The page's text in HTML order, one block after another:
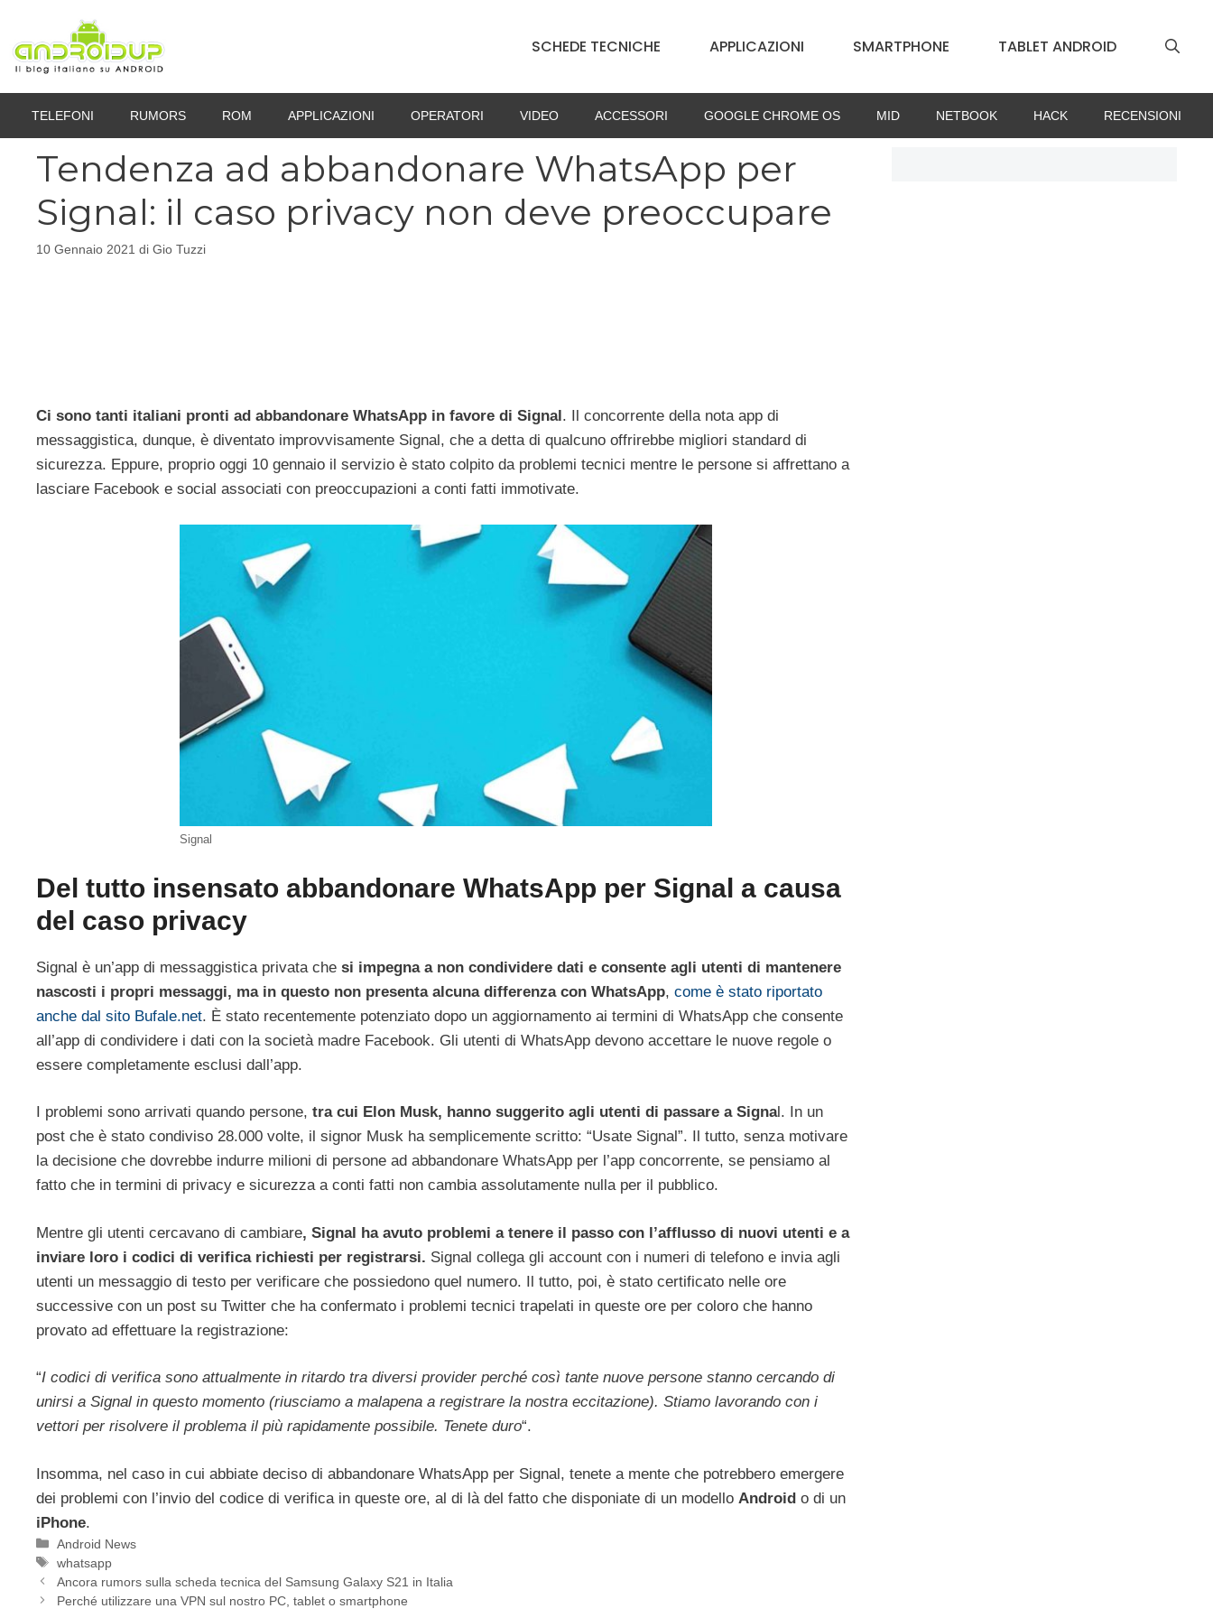
contenuto
SCHEDE TECNICHE APPLICAZIONI SMARTPHONE TABLET ANDROID
TELEFONI RUMORS ROM APPLICAZIONI OPERATORI VIDEO ACCESSORI GOOGLE CHROME OS MID NETBOOK HACK RECENSIONI
Tendenza ad abbandonare WhatsApp per
Signal: il caso privacy non deve preoccupare
10 Gennaio 2021 di Gio Tuzzi
Ci sono tanti italiani pronti ad abbandonare WhatsApp in favore di Signal . Il concorrente della nota app di
messaggistica, dunque, è diventato improvvisamente Signal, che a detta di qualcuno offrirebbe migliori standard di
sicurezza. Eppure, proprio oggi 10 gennaio il servizio è stato colpito da problemi tecnici mentre le persone si affrettano a
lasciare Facebook e social associati con preoccupazioni a conti fatti immotivate.
Signal
Del tutto insensato abbandonare WhatsApp per Signal a causa
del caso privacy
Signal è un’app di messaggistica privata che si impegna a non condividere dati e consente agli utenti di mantenere
nascosti i propri messaggi, ma in questo non presenta alcuna differenza con WhatsApp, come è stato riportato
anche dal sito Bufale.net. È stato recentemente potenziato dopo un aggiornamento ai termini di WhatsApp che consente
all’app di condividere i dati con la società madre Facebook. Gli utenti di WhatsApp devono accettare le nuove regole o
essere completamente esclusi dall’app.
I problemi sono arrivati ​​quando persone, tra cui Elon Musk, hanno suggerito agli utenti di passare a Signal. In un
post che è stato condiviso 28.000 volte, il signor Musk ha semplicemente scritto: “Usate Signal”. Il tutto, senza motivare
la decisione che dovrebbe indurre milioni di persone ad abbandonare WhatsApp per l’app concorrente, se pensiamo al
fatto che in termini di privacy e sicurezza a conti fatti non cambia assolutamente nulla per il pubblico.
Mentre gli utenti cercavano di cambiare, Signal ha avuto problemi a tenere il passo con l’afflusso di nuovi utenti e a
inviare loro i codici di verifica richiesti per registrarsi. Signal collega gli account con i numeri di telefono e invia agli
utenti un messaggio di testo per verificare che possiedono quel numero. Il tutto, poi, è stato certificato nelle ore
successive con un post su Twitter che ha confermato i problemi tecnici trapelati in queste ore per coloro che hanno
provato ad effettuare la registrazione:
“I codici di verifica sono attualmente in ritardo tra diversi provider perché così tante nuove persone stanno cercando di
unirsi a Signal in questo momento (riusciamo a malapena a registrare la nostra eccitazione). Stiamo lavorando con i
vettori per risolvere il problema il più rapidamente possibile. Tenete duro“.
Insomma, nel caso in cui abbiate deciso di abbandonare WhatsApp per Signal, tenete a mente che potrebbero emergere
dei problemi con l’invio del codice di verifica in queste ore, al di là del fatto che disponiate di un modello Android o di un
iPhone.
Categorie
Android News
Tag
whatsapp
Ancora rumors sulla scheda tecnica del Samsung Galaxy S21 in Italia
Perché utilizzare una VPN sul nostro PC, tablet o smartphone